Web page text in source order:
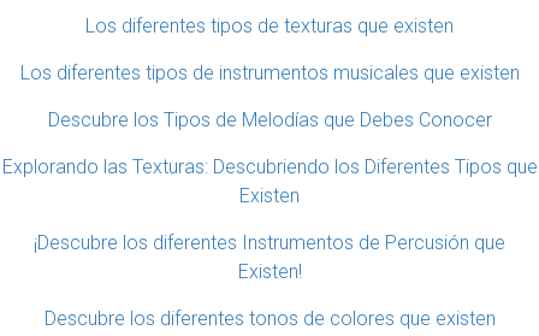
Los diferentes tipos de texturas que existen
Los diferentes tipos de instrumentos musicales que existen
Descubre los Tipos de Melodías que Debes Conocer
Explorando las Texturas: Descubriendo los Diferentes Tipos que
Existen
¡Descubre los diferentes Instrumentos de Percusión que
Existen!
Descubre los diferentes tonos de colores que existen